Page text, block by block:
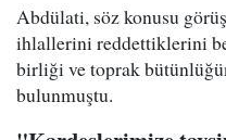
Abdülati, söz konusu
ihlallerini reddettiklerini
birliği ve toprak
bulunmuştu.